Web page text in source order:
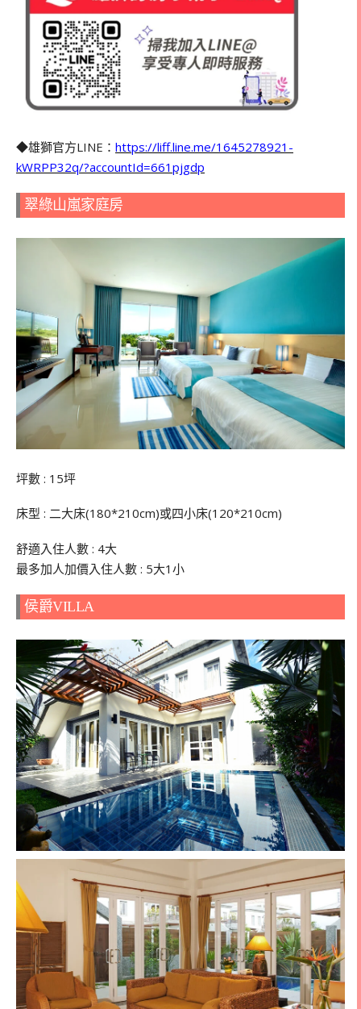
◆雄獅官方LINE： https://liff.line.me/1645278921-
kWRPP32q/?accountId=661pjgdp
翠綠山嵐家庭房
坪數 : 15坪
床型 : 二大床(180*210cm)或四小床(120*210cm)
舒適入住人數 : 4大
最多加人加價入住人數 : 5大1小
侯爵VILLA